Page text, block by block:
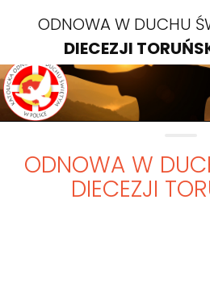
ODNOWA W DUCHU
DIECEZJI
ODNOWA W
DIECEZJI